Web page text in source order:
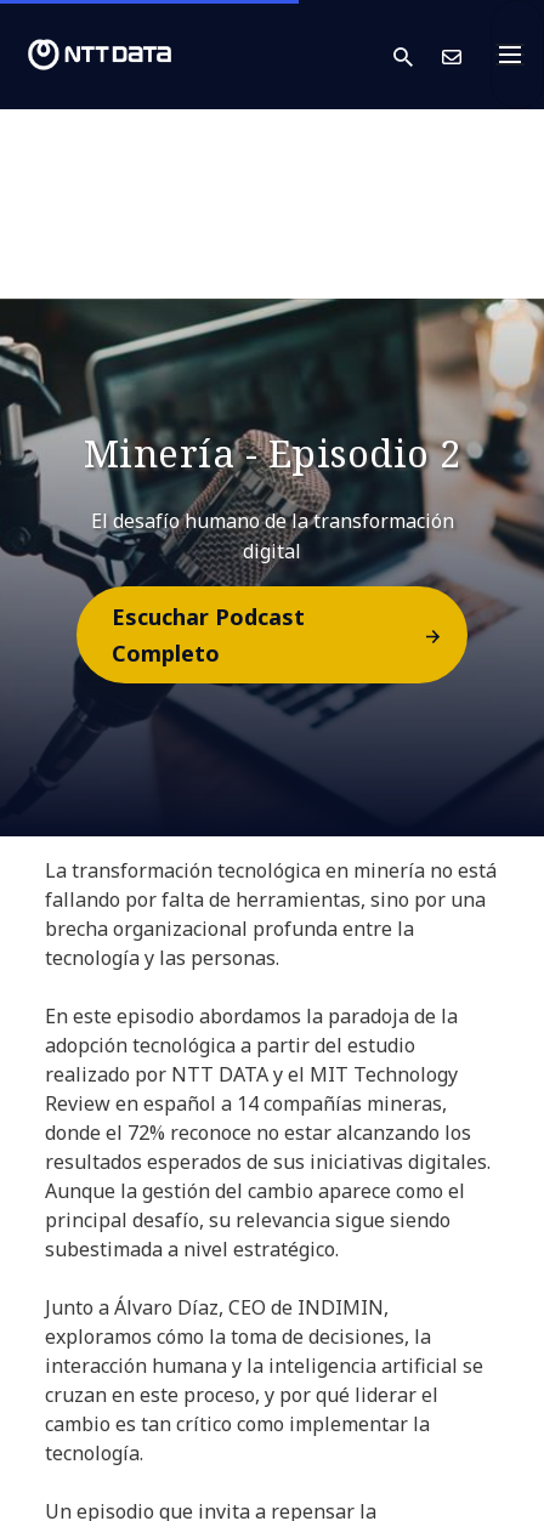
search
Minería - Episodio 2
El desafío humano de la transformación
digital
Escuchar Podcast
Completo
La transformación tecnológica en minería no está
fallando por falta de herramientas, sino por una
brecha organizacional profunda entre la
tecnología y las personas.
En este episodio abordamos la paradoja de la
adopción tecnológica a partir del estudio
realizado por NTT DATA y el MIT Technology
Review en español a 14 compañías mineras,
donde el 72% reconoce no estar alcanzando los
resultados esperados de sus iniciativas digitales.
Aunque la gestión del cambio aparece como el
principal desafío, su relevancia sigue siendo
subestimada a nivel estratégico.
Junto a Álvaro Díaz, CEO de INDIMIN,
exploramos cómo la toma de decisiones, la
interacción humana y la inteligencia artificial se
cruzan en este proceso, y por qué liderar el
cambio es tan crítico como implementar la
tecnología.
Un episodio que invita a repensar la